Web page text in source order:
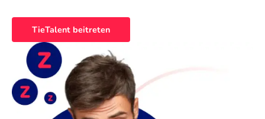
TieTalent beitreten